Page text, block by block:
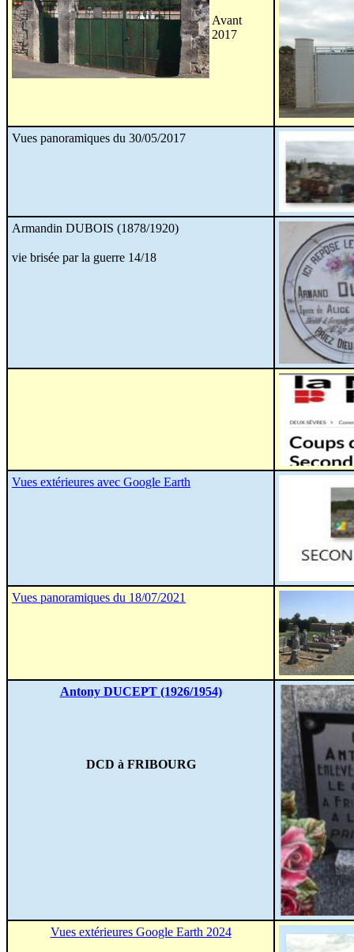
Avant
2017
Vues panoramiques du 30/05/2017
Armandin DUBOIS (1878/1920)
vie brisée par la guerre 14/18
Vues extérieures avec Google Earth
Vues panoramiques du 18/07/2021
Antony DUCEPT (1926/1954)
DCD à FRIBOURG
Vues extérieures Google Earth 2024